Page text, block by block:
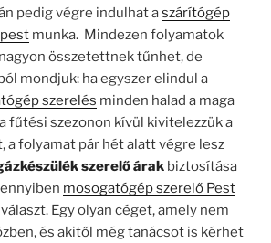
pedig végre indulhat aszárítógép
munka. Mindezen folyamatok
összetettnek tűnhet, de
mondjuk: ha egyszer elindul a
szerelés minden halad a maga
fűtési szezonon kívül kivitelezzük a
a folyamat pár hét alatt végre lesz
szerelő árakbiztosítása
mosogatógép szerelő Pest
Egy olyan céget, amely nem
és akitől még tanácsot is kérhet